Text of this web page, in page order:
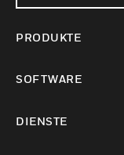
PRODUKTE
SOFTWARE
DIENSTE